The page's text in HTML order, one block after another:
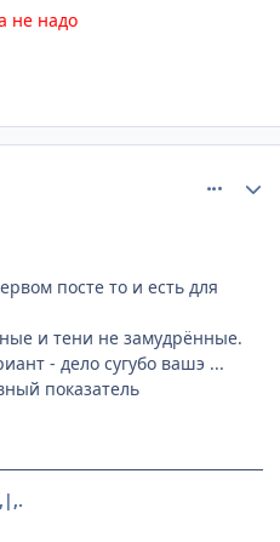
не надо
посте то и есть для
и тени не замудрённые.
- дело сугубо вашэ ...
показатель